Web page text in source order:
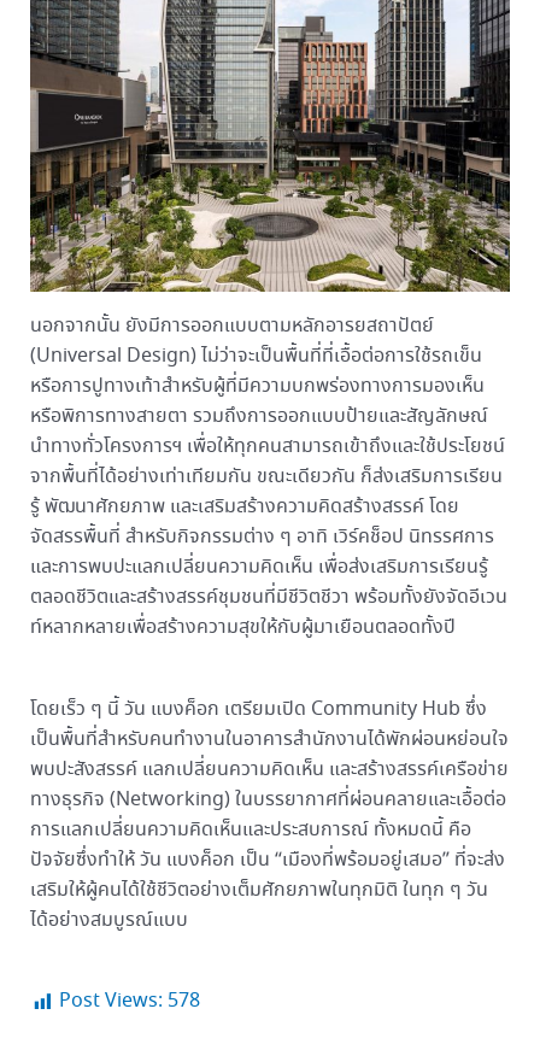
นอกจากนั้น ยังมีการออกแบบตามหลักอารยสถาปัตย์
(Universal Design) ไม่ว่าจะเป็นพื้นที่ที่เอื้อต่อการใช้รถเข็น
หรือการปูทางเท้าสำหรับผู้ที่มีความบกพร่องทางการมองเห็น
หรือพิการทางสายตา รวมถึงการออกแบบป้ายและสัญลักษณ์
นำทางทั่วโครงการฯ เพื่อให้ทุกคนสามารถเข้าถึงและใช้ประโยชน์
จากพื้นที่ได้อย่างเท่าเทียมกัน ขณะเดียวกัน ก็ส่งเสริมการเรียน
รู้ พัฒนาศักยภาพ และเสริมสร้างความคิดสร้างสรรค์ โดย
จัดสรรพื้นที่ สำหรับกิจกรรมต่าง ๆ อาทิ เวิร์คช็อป นิทรรศการ
และการพบปะแลกเปลี่ยนความคิดเห็น เพื่อส่งเสริมการเรียนรู้
ตลอดชีวิตและสร้างสรรค์ชุมชนที่มีชีวิตชีวา พร้อมทั้งยังจัดอีเวน
ท์หลากหลายเพื่อสร้างความสุขให้กับผู้มาเยือนตลอดทั้งปี
โดยเร็ว ๆ นี้ วัน แบงค็อก เตรียมเปิด Community Hub ซึ่ง
เป็นพื้นที่สำหรับคนทำงานในอาคารสำนักงานได้พักผ่อนหย่อนใจ
พบปะสังสรรค์ แลกเปลี่ยนความคิดเห็น และสร้างสรรค์เครือข่าย
ทางธุรกิจ (Networking) ในบรรยากาศที่ผ่อนคลายและเอื้อต่อ
การแลกเปลี่ยนความคิดเห็นและประสบการณ์ ทั้งหมดนี้ คือ
ปัจจัยซึ่งทำให้ วัน แบงค็อก เป็น “เมืองที่พร้อมอยู่เสมอ” ที่จะส่ง
เสริมให้ผู้คนได้ใช้ชีวิตอย่างเต็มศักยภาพในทุกมิติ ในทุก ๆ วัน
ได้อย่างสมบูรณ์แบบ
Post Views: 578